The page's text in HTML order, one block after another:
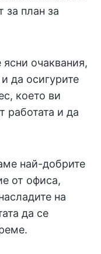
план за
очаквания,
да осигурите
което ви
работата и да
най-добрите
от офиса,
на
да се